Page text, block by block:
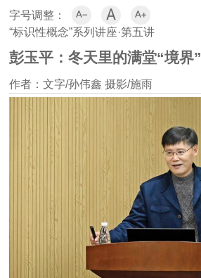
字号调整：   
“标识性概念”系列讲座·第五讲
彭玉平：冬天里的满堂“境界”
作者：文字/孙伟鑫 摄影/施雨